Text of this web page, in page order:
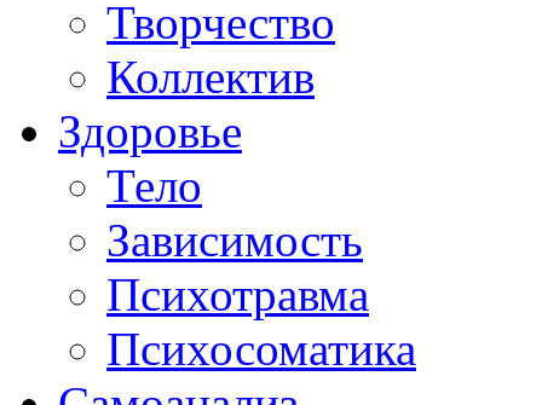
Творчество
Коллектив
Здоровье
Тело
Зависимость
Психотравма
Психосоматика